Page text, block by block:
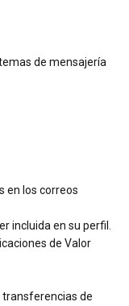
de mensajería
en los correos
incluida en su perfil.
de Valor
transferencias de